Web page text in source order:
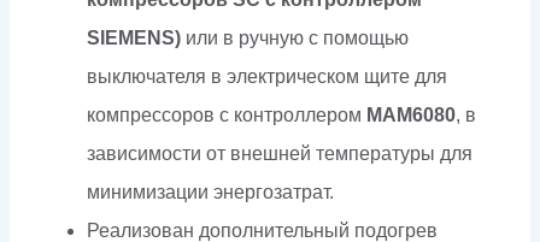
SIEMENS) или в ручную с помощью
выключателя в электрическом щите для
компрессоров с контроллером МАМ6080, в
зависимости от внешней температуры для
минимизации энергозатрат.
Реализован дополнительный подогрев